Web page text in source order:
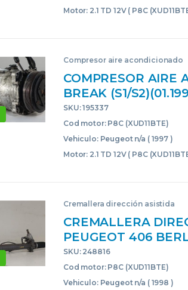
Motor: 2.1 TD 12V ( P8C
Compresor aire acondicionado
COMPRESOR AIRE
BREAK (S1/
(XUD11BTE)
499411660 AZUL
SKU: 195337
Cod motor: P8C (XUD11BTE)
Vehiculo: Peugeot n/a ( 1997 )
Motor: 2.1 TD 12V ( P8C
Cremallera dirección asistida
CREMALLERA
PEUGEOT 406
TD 12V P8C
9622911010G ROJO
STEERING GEAR
SKU: 248816
Cod motor: P8C (XUD11BTE)
Vehiculo: Peugeot n/a ( 1998 )